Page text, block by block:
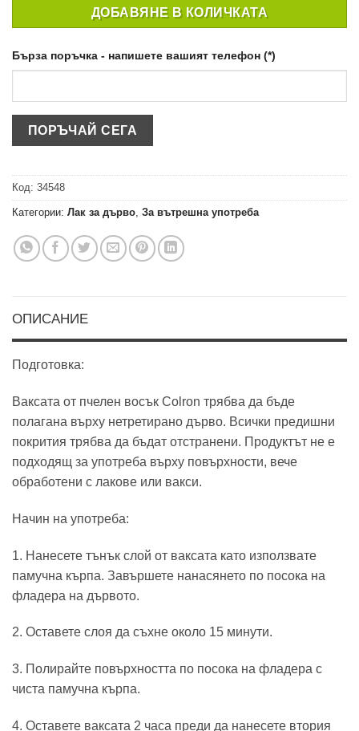
ДОБАВЯНЕ В КОЛИЧКАТА
Бърза поръчка - напишете вашият телефон (*)
Код: 34548
Категории: Лак за дърво, За вътрешна употреба
ОПИСАНИЕ
Подготовка:
Ваксата от пчелен восък Colron трябва да бъде
полагана върху нетретирано дърво. Всички предишни
покрития трябва да бъдат отстранени. Продуктът не е
подходящ за употреба върху повърхности, вече
обработени с лакове или вакси.
Начин на употреба:
1. Нанесете тънък слой от ваксата като използвате
памучна кърпа. Завършете нанасянето по посока на
фладера на дървото.
2. Оставете слоя да съхне около 15 минути.
3. Полирайте повърхността по посока на фладера с
чиста памучна кърпа.
4. Оставете ваксата 2 часа преди да нанесете втория